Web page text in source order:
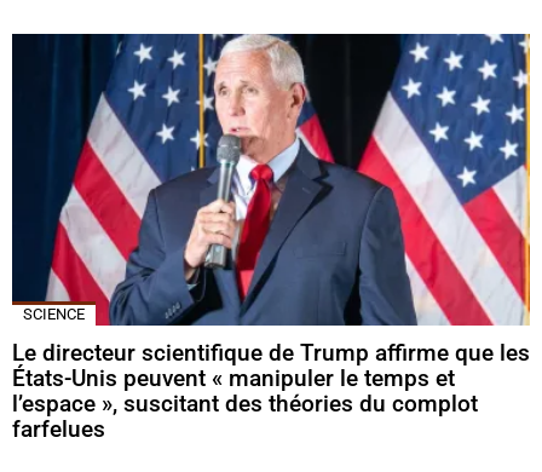
SCIENCE
Le directeur scientifique de Trump affirme que les
États-Unis peuvent « manipuler le temps et
l’espace », suscitant des théories du complot
farfelues